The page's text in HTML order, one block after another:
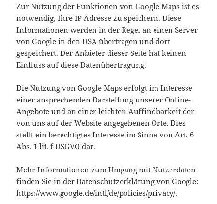
Zur Nutzung der Funktionen von Google Maps ist es
notwendig, Ihre IP Adresse zu speichern. Diese
Informationen werden in der Regel an einen Server
von Google in den USA übertragen und dort
gespeichert. Der Anbieter dieser Seite hat keinen
Einfluss auf diese Datenübertragung.
Die Nutzung von Google Maps erfolgt im Interesse
einer ansprechenden Darstellung unserer Online-
Angebote und an einer leichten Auffindbarkeit der
von uns auf der Website angegebenen Orte. Dies
stellt ein berechtigtes Interesse im Sinne von Art. 6
Abs. 1 lit. f DSGVO dar.
Mehr Informationen zum Umgang mit Nutzerdaten
finden Sie in der Datenschutzerklärung von Google:
https://www.google.de/intl/de/policies/privacy/.